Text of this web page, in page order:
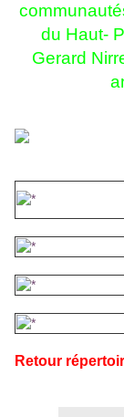
du Haut-
Gerard
Retour